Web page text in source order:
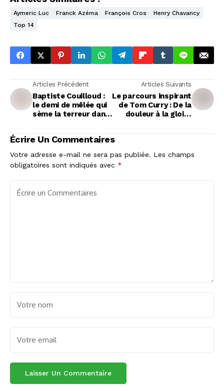
Aymeric Luc Franck Azéma François Cros
Henry Chavancy
Top 14
Articles Précédent
Baptiste Couilloud :
le demi de mêlée qui
sème la terreur dans
Articles Suivants
Le parcours inspirant
de Tom Curry : De la
douleur à la gloire
Écrire Un Commentaires
Votre adresse e-mail ne sera pas publiée. Les champs
obligatoires sont indiqués avec *